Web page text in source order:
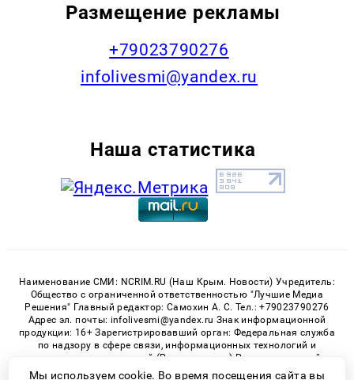
Размещение рекламы
+79023790276
infolivesmi@yandex.ru
Наша статистика
Наименование СМИ: NCRIM.RU (Наш Крым. Новости) Учредитель:
Общество с ограниченной ответственностью "Лучшие Медиа
Решения" Главный редактор: Самохин А. С. Тел.: +79023790276
Адрес эл. почты: infolivesmi@yandex.ru Знак информационной
продукции: 16+ Зарегистрировавший орган: Федеральная служба
по надзору в сфере связи, информационных технологий и
массовых коммуникаций (Роскомнадзор) Регистрационный
номер СМИ ЭЛ № ФС 77 - 81150 от 02.06.2021
Мы используем cookie. Во время посещения сайта вы